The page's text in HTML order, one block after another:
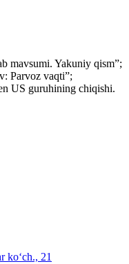
mavsumi. Yakuniy qism”;
Parvoz vaqti”;
US guruhining chiqishi.
ko‘ch., 21